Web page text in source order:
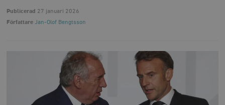
Publicerad 27 januari 2026
Författare Jan-Olof Bengtsson